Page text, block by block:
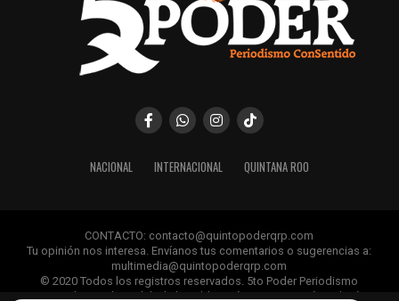
NACIONAL INTERNACIONAL QUINTANA ROO
CONTACTO: contacto@quintopoderqrp.com
Tu opinión nos interesa. Envíanos tus comentarios o sugerencias a:
multimedia@quintopoderqrp.com
© 2020 Todos los registros reservados. 5to Poder Periodismo
ConSentido Queda prohibida la publicación, retransmisión, edición y